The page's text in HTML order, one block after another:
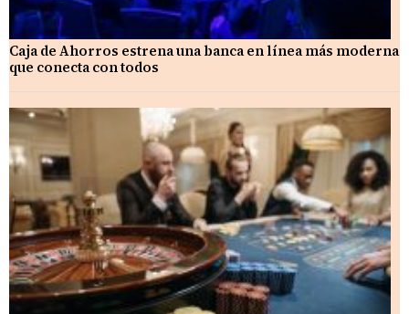
Caja de Ahorros estrena una banca en línea más moderna
que conecta con todos